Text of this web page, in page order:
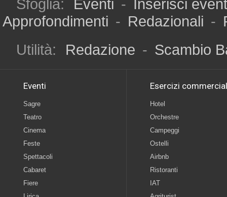
Sfoglia: Eventi - Inserisci
Approfondimenti - Redazionali -
Utilità:
Redazione - Scambio
Eventi
Sagre
Teatro
Cinema
Feste
Spettacoli
Cabaret
Fiere
Esercizi
Hotel
Orchestre
Campeggi
Ostelli
Airbnb
Ristoranti
IAT